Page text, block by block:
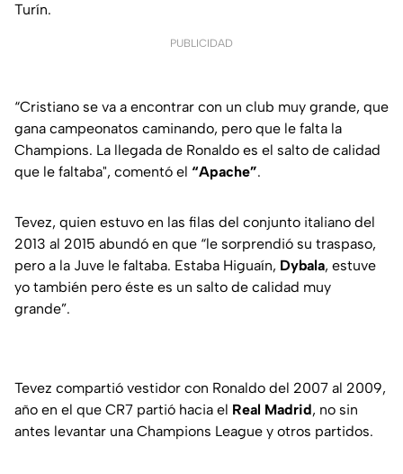
Turín.
PUBLICIDAD
“Cristiano se va a encontrar con un club muy grande, que
gana campeonatos caminando, pero que le falta la
Champions. La llegada de Ronaldo es el salto de calidad
que le faltaba", comentó el “Apache”.
Tevez, quien estuvo en las filas del conjunto italiano del
2013 al 2015 abundó en que “le sorprendió su traspaso,
pero a la Juve le faltaba. Estaba Higuaín, Dybala, estuve
yo también pero éste es un salto de calidad muy
grande”.
Tevez compartió vestidor con Ronaldo del 2007 al 2009,
año en el que CR7 partió hacia el Real Madrid, no sin
antes levantar una Champions League y otros partidos.